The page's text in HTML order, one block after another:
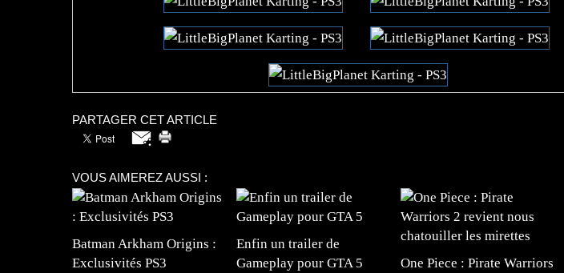
PARTAGER CET ARTICLE
VOUS AIMEREZ AUSSI :
Batman Arkham Origins :
Exclusivités PS3
Enfin un trailer de
Gameplay pour GTA 5
One Piece : Pirate Warriors